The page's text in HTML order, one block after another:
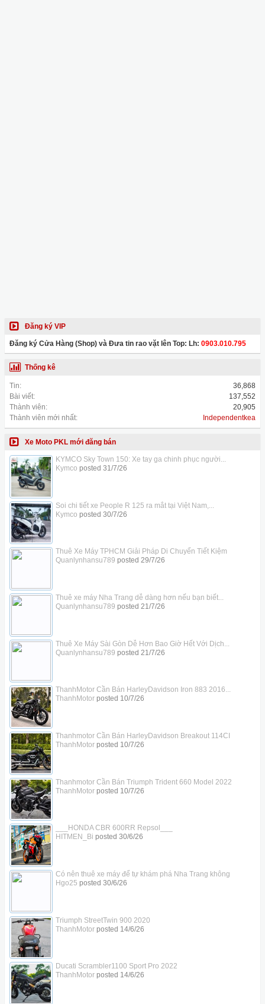
Đăng ký VIP
Đăng ký Cửa Hàng (Shop) và Đưa tin rao vặt lên Top: Lh: 0903.010.795
Thống kê
Tin:
36,868
Bài viết:
137,552
Thành viên:
20,905
Thành viên mới nhất:
Independentkea
Xe Moto PKL mới đăng bán
KYMCO Sky Town 150: Xe tay ga chinh phục người...
Kymco posted 31/7/26
Soi chi tiết xe People R 125 ra mắt tại Việt Nam,...
Kymco posted 30/7/26
Thuê Xe Máy TPHCM Giải Pháp Di Chuyển Tiết Kiệm
Quanlynhansu789 posted 29/7/26
Thuê xe máy Nha Trang dễ dàng hơn nếu bạn biết...
Quanlynhansu789 posted 21/7/26
Thuê Xe Máy Sài Gòn Dễ Hơn Bao Giờ Hết Với Dịch...
Quanlynhansu789 posted 21/7/26
ThanhMotor Cần Bán HarleyDavidson Iron 883 2016...
ThanhMotorposted 10/7/26
Thanhmotor Cần Bán HarleyDavidson Breakout 114CI
ThanhMotorposted 10/7/26
Thanhmotor Cần Bán Triumph Trident 660 Model 2022
ThanhMotorposted 10/7/26
___HONDA CBR 600RR Repsol___
HITMEN_Bi posted 30/6/26
Có nên thuê xe máy để tự khám phá Nha Trang không
Hgo25 posted 30/6/26
Triumph StreetTwin 900 2020
ThanhMotorposted 14/6/26
Ducati Scrambler1100 Sport Pro 2022
ThanhMotorposted 14/6/26